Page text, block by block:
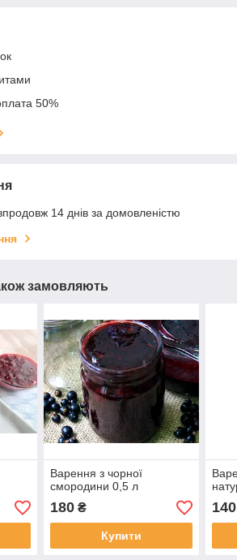
50%
14 днів за домовленістю
замовляють
Варення з чорної
смородини 0,5 л
180₴
Купити
140